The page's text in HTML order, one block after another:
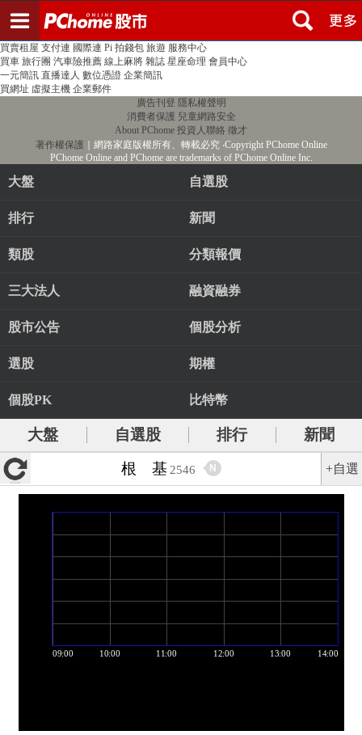
PChome首頁 線上購物 24h購物 書店
買賣租屋 支付連 國際連 Pi 拍錢包 旅遊 服務中心
買車 旅行團 汽車險推薦 線上麻將 雜誌 星座命理 會員中心
一元簡訊 直播達人 數位憑證 企業簡訊
買網址 虛擬主機 企業郵件
廣告刊登 隱私權聲明
消費者保護 兒童網路安全
About PChome 投資人聯絡 徵才
著作權保護 ｜網路家庭版權所有、轉載必究‧Copyright PChome Online
PChome Online and PChome are trademarks of PChome Online Inc.
大盤 自選股
排行 新聞
類股 分類報價
三大法人 融資融券
股市公告 個股分析
選股 期權
個股PK 比特幣
大盤 自選股 排行
新聞
根 基 2546 N +自選